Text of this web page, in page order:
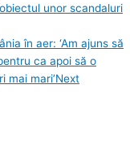
unor scandaluri
în aer: ‘Am ajuns să
ca apoi să o
mai mari’Next